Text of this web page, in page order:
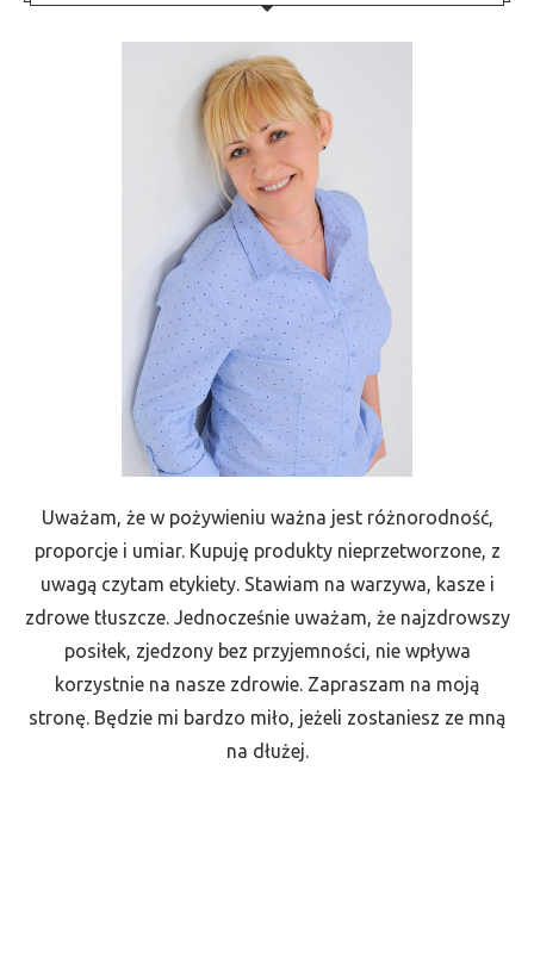
Uważam, że w pożywieniu ważna jest różnorodność,
proporcje i umiar. Kupuję produkty nieprzetworzone, z
uwagą czytam etykiety. Stawiam na warzywa, kasze i
zdrowe tłuszcze. Jednocześnie uważam, że najzdrowszy
posiłek, zjedzony bez przyjemności, nie wpływa
korzystnie na nasze zdrowie. Zapraszam na moją
stronę. Będzie mi bardzo miło, jeżeli zostaniesz ze mną
na dłużej.